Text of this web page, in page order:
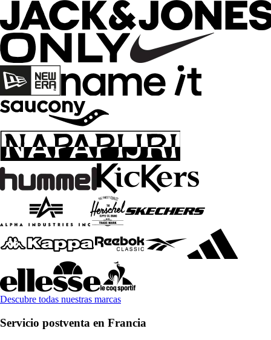
Descubre todas nuestras marcas
Servicio postventa en Francia